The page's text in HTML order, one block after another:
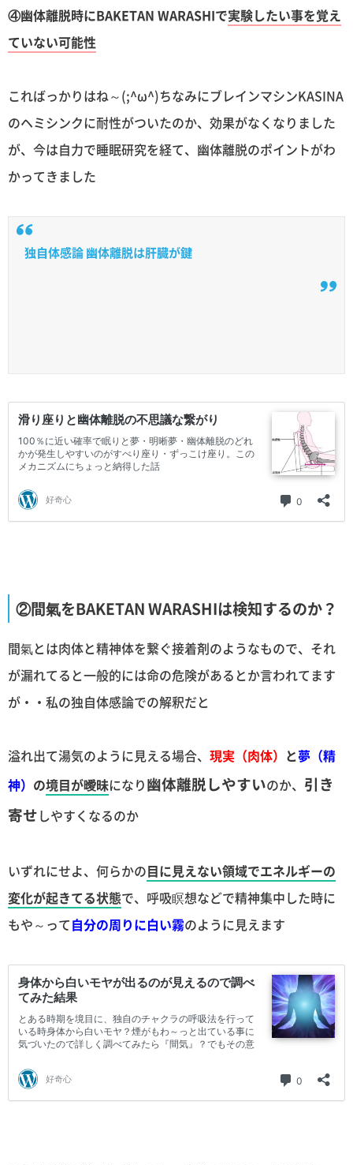
④幽体離脱時にBAKETAN WARASHIで実験したい事を覚え
ていない可能性
こればっかりはね～(;^ω^)ちなみにブレインマシンKASINA
のヘミシンクに耐性がついたのか、効果がなくなりました
が、今は自力で睡眠研究を経て、幽体離脱のポイントがわ
かってきました
独自体感論 幽体離脱は肝臓が鍵
②間氣をBAKETAN WARASHIは検知するのか？
間氣とは肉体と精神体を繋ぐ接着剤のようなもので、それ
が漏れてると一般的には命の危険があるとか言われてます
が・・私の独自体感論での解釈だと
溢れ出て湯気のように見える場合、 現実（肉体） と夢（精
神） の境目が曖昧になり幽体離脱しやすいのか、 引き
寄せしやすくなるのか
いずれにせよ、何らかの目に見えない領域でエネルギーの
変化が起きてる状態で、呼吸瞑想などで精神集中した時に
もや～って自分の周りに白い霧のように見えます